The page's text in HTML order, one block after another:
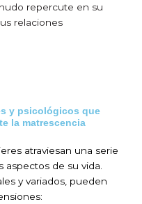
repercute en su
relaciones
y psicológicos que
la matrescencia
atraviesan una serie
de su vida.
y variados, pueden